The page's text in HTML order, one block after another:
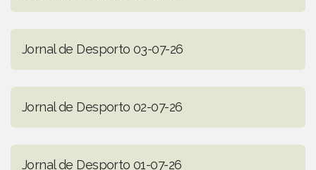
Jornal de Desporto 03-07-26
Jornal de Desporto 02-07-26
Jornal de Desporto 01-07-26